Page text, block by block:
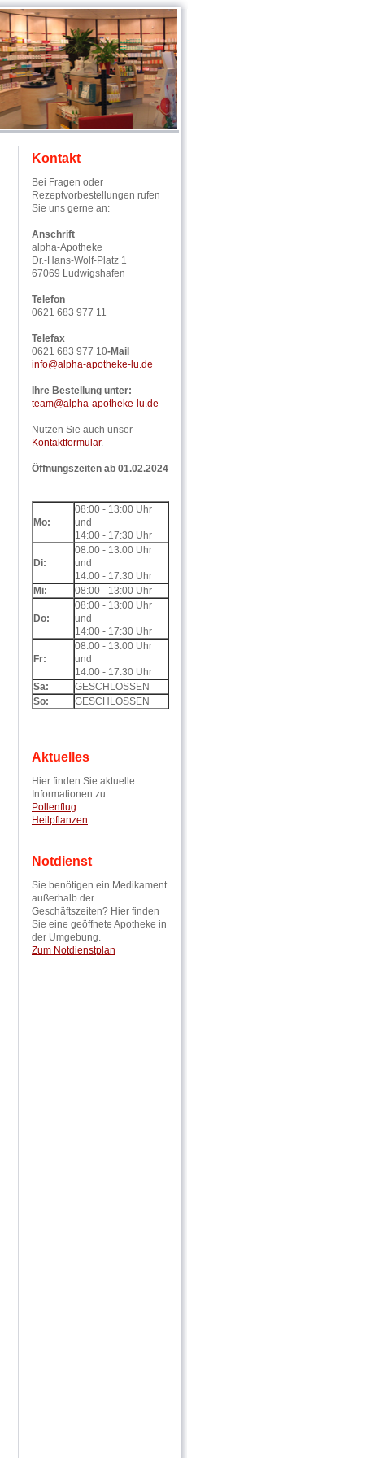
Kontakt
Bei Fragen oder
Rezeptvorbestellungen rufen
Sie uns gerne an:
Anschrift
alpha-Apotheke
Dr.-Hans-Wolf-Platz 1
67069 Ludwigshafen
Telefon
0621 683 977 11
Telefax
0621 683 977 10-Mail
info@alpha-apotheke-lu.de
Ihre Bestellung unter:
team@alpha-apotheke-lu.de
Nutzen Sie auch unser
Kontaktformular.
Öffnungszeiten ab 01.02.2024
Mo:
08:00 - 13:00 Uhr
und
14:00 - 17:30 Uhr
Di:
08:00 - 13:00 Uhr
und
14:00 - 17:30 Uhr
Mi:
08:00 - 13:00 Uhr
Do:
08:00 - 13:00 Uhr
und
14:00 - 17:30 Uhr
Fr:
08:00 - 13:00 Uhr
und
14:00 - 17:30 Uhr
Sa:
GESCHLOSSEN
So:
GESCHLOSSEN
Aktuelles
Hier finden Sie aktuelle
Informationen zu:
Pollenflug
Heilpflanzen
Notdienst
Sie benötigen ein Medikament
außerhalb der
Geschäftszeiten? Hier finden
Sie eine geöffnete Apotheke in
der Umgebung.
Zum Notdienstplan